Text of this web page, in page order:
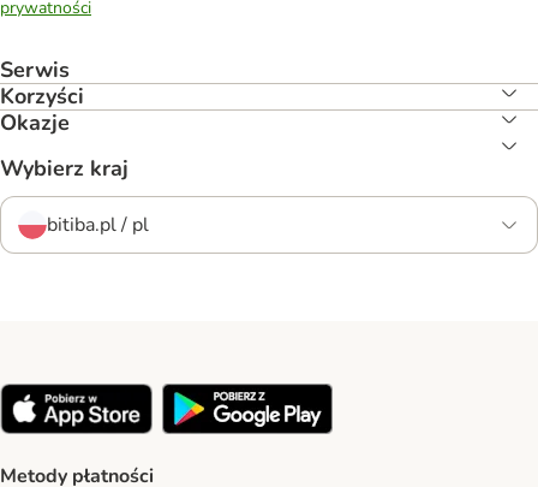
prywatności
Serwis
Korzyści
Okazje
Wybierz kraj
bitiba.pl / pl
Metody płatności